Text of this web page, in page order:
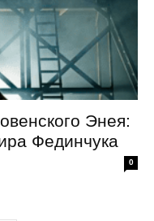
Энея:
Фединчука
0